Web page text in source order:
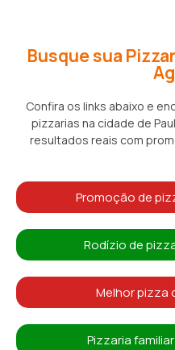
Busque sua
Confira os links abaixo e
pizzarias na cidade de
resultados reais com
Promoção de
Rodízio de
Melhor pizza
Pizzaria